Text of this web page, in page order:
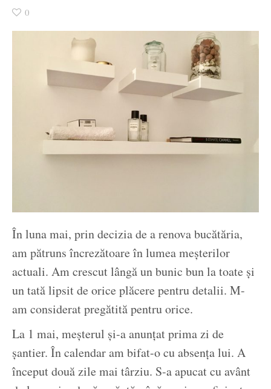
0
În luna mai, prin decizia de a renova bucătăria,
am pătruns încrezătoare în lumea meșterilor
actuali. Am crescut lângă un bunic bun la toate și
un tată lipsit de orice plăcere pentru detalii. M-
am considerat pregătită pentru orice.
La 1 mai, meșterul și-a anunțat prima zi de
șantier. În calendar am bifat-o cu absența lui. A
început două zile mai târziu. S-a apucat cu avânt